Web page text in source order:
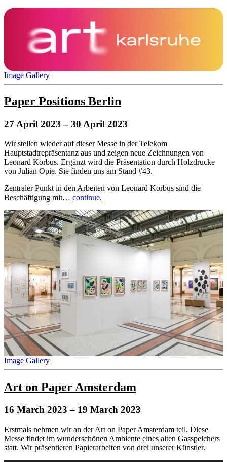
Image Gallery
Paper Positions Berlin
27 April 2023 – 30 April 2023
Wir stellen wieder auf dieser Messe in der Telekom
Hauptstadtrepräsentanz aus und zeigen neue Zeichnungen von
Leonard Korbus. Ergänzt wird die Präsentation durch Holzdrucke
von Julian Opie. Sie finden uns am Stand #43.
Zentraler Punkt in den Arbeiten von Leonard Korbus sind die
Beschäftigung mit… continue.
Image Gallery
Art on Paper Amsterdam
16 March 2023 – 19 March 2023
Erstmals nehmen wir an der Art on Paper Amsterdam teil. Diese
Messe findet im wunderschönen Ambiente eines alten Gasspeichers
statt. Wir präsentieren Papierarbeiten von drei unserer Künstler.